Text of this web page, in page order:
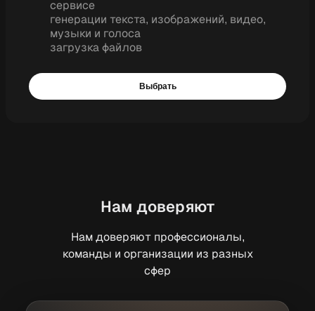
сервисе
генерации текста, изображений, видео,
музыки и голоса
загрузка файлов
Выбрать
Нам доверяют
Нам доверяют профессионалы,
команды и организации из разных
сфер